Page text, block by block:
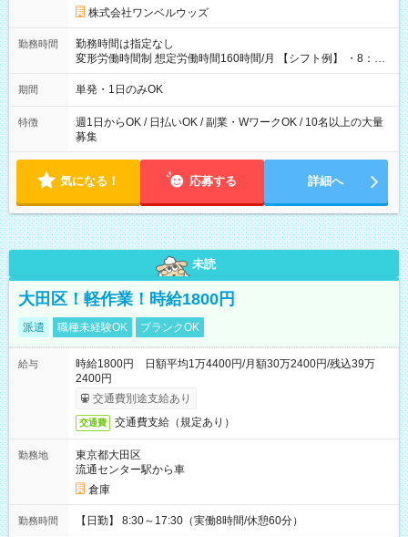
株式会社ワンベルウッズ
勤務時間
勤務時間は指定なし
変形労働時間制 想定労働時間160時間/月 【シフト例】 ・8：00
～21：00
期間 単発・1日のみOK
特徴
週1日からOK / 日払いOK / 副業・WワークOK / 10名以上の大量
募集
気になる！ 応募する 詳細へ
未読
大田区！軽作業！時給1800円
派遣 職種未経験OK ブランクOK
給与
時給1800円 日額平均1万4400円/月額30万2400円/残込39万
2400円
交通費別途支給あり
交通費 交通費支給（規定あり）
勤務地
東京都大田区
流通センター駅から車
倉庫
勤務時間 【日勤】 8:30～17:30（実働8時間/休憩60分）